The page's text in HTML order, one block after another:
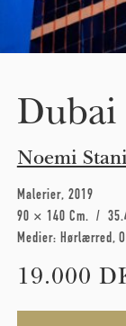
Dubai
Noemi
Malerier 2019
90 × 140 Cm
Medier: Hørlærred
19.000